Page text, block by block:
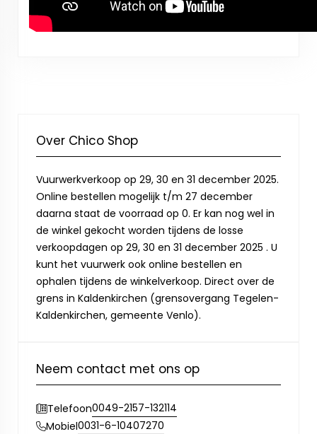
Over Chico Shop
Vuurwerkverkoop op 29, 30 en 31 december 2025.
Online bestellen mogelijk t/m 27 december
daarna staat de voorraad op 0. Er kan nog wel in
de winkel gekocht worden tijdens de losse
verkoopdagen op 29, 30 en 31 december 2025 . U
kunt het vuurwerk ook online bestellen en
ophalen tijdens de winkelverkoop. Direct over de
grens in Kaldenkirchen (grensovergang Tegelen-
Kaldenkirchen, gemeente Venlo).
Neem contact met ons op
Telefoon0049-2157-132114
Mobiel0031-6-10407270